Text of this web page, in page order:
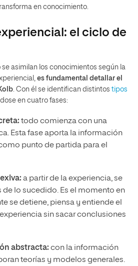
en conocimiento.
el ciclo de
asimilan los conocimientos según la
es fundamental detallar el
. Con él se identifican distintos tipos
en cuatro fases:
todo comienza con una
Esta fase aporta la información
punto de partida para el
a partir de la experiencia, se
de lo sucedido. Es el momento en
se detiene, piensa y entiende el
sin sacar conclusiones
abstracta: con la información
teorías y modelos generales.